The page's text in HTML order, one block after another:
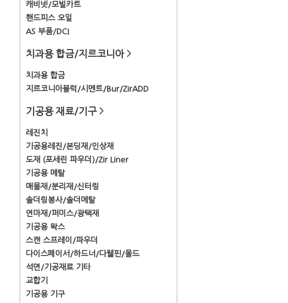
캐비넷/모빌카트
핸드피스 오일
AS 부품/DCI
치과용 합금/지르코니아 >
치과용 합금
지르코니아블럭/시멘트/Bur/ZirADD
기공용 재료/기구 >
레진치
기공용레진/본딩재/인상재
도재 (포세린 파우더)/Zir Liner
기공용 메탈
매몰재/분리재/신터링
솔더링봉사/솔더메탈
연마재/퍼미스/광택재
기공용 왁스
스캔 스프레이/파우더
다이스페이서/하드너/다웰핀/몰드
석면/기공재료 기타
교합기
기공용 기구